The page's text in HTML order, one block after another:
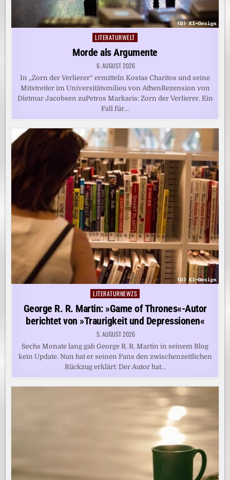
Posted
in
LITERATURWELT
Morde als Argumente
6. AUGUST 2026
In „Zorn der Verlierer“ ermitteln Kostas Charitos und seine
Mitstreiter im Universitätsmilieu von AthenRezension von
Dietmar Jacobsen zuPetros Markaris: Zorn der Verlierer. Ein
Fall für…
Posted
in
LITERATURNEWZS
George R. R. Martin: »Game of Thrones«-Autor
berichtet von »Traurigkeit und Depressionen«
5. AUGUST 2026
Sechs Monate lang gab George R. R. Martin in seinem Blog
kein Update. Nun hat er seinen Fans den zwischenzeitlichen
Rückzug erklärt: Der Autor hat…